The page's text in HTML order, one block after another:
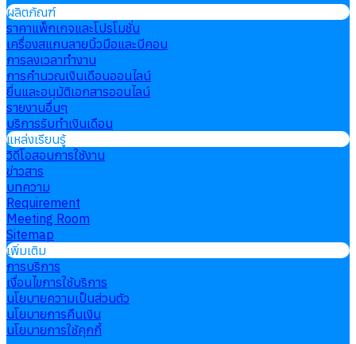
ผลิตภัณฑ์
ราคาแพ็กเกจและโปรโมชั่น
เครื่องสแกนลายนิ้วมือและบีคอน
การลงเวลาทำงาน
การคำนวณเงินเดือนออนไลน์
ยื่นและอนุมัติเอกสารออนไลน์
รายงานอื่นๆ
บริการรับทำเงินเดือน
แหล่งเรียนรู้
วิดีโอสอนการใช้งาน
ข่าวสาร
บทความ
Requirement
Meeting Room
Sitemap
เพิ่มเติม
การบริการ
เงื่อนไขการใช้บริการ
นโยบายความเป็นส่วนตัว
นโยบายการคืนเงิน
นโยบายการใช้คุกกี้